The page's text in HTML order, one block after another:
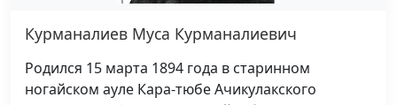
Курманалиев Муса Курманалиевич
Родился 15 марта 1894 года в старинном
ногайском ауле Кара-тюбе Ачикулакского